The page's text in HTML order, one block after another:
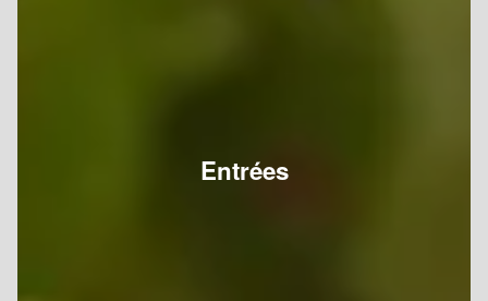
Entrées